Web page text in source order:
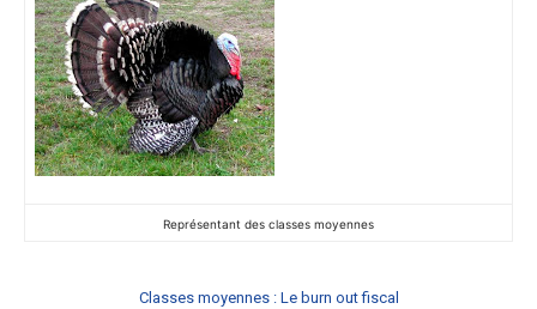
Représentant des classes moyennes
Classes moyennes : Le burn out fiscal